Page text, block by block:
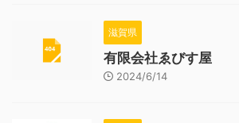
滋賀県
有限会社ゑびす屋
2024/6/14